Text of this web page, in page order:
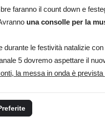
faranno il count down e
una consolle per la
le festività natalizie
5 dovremo aspettare il
la messa in onda è